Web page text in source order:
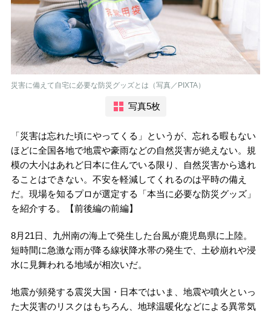
災害に備えて自宅に必要な防災グッズとは（写真／PIXTA）
写真5枚
「災害は忘れた頃にやってくる」というが、忘れる暇もない
ほどに全国各地で地震や豪雨などの自然災害が絶えない。規
模の大小はあれど日本に住んでいる限り、自然災害から逃れ
ることはできない。不安を軽減してくれるのは平時の備え
だ。現場を知るプロが選定する「本当に必要な防災グッズ」
を紹介する。【前後編の前編】
8月21日、九州南の海上で発生した台風が鹿児島県に上陸。
短時間に急激な雨が降る線状降水帯の発生で、土砂崩れや浸
水に見舞われる地域が相次いだ。
地震が頻発する震災大国・日本ではいま、地震や噴火といっ
た大災害のリスクはもちろん、地球温暖化などによる異常気